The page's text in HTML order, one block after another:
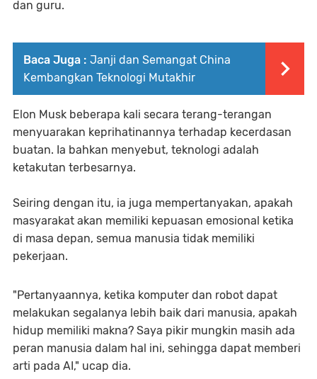
dan guru.
Baca Juga : Janji dan Semangat China
Kembangkan Teknologi Mutakhir
Elon Musk beberapa kali secara terang-terangan
menyuarakan keprihatinannya terhadap kecerdasan
buatan. Ia bahkan menyebut, teknologi adalah
ketakutan terbesarnya.
Seiring dengan itu, ia juga mempertanyakan, apakah
masyarakat akan memiliki kepuasan emosional ketika
di masa depan, semua manusia tidak memiliki
pekerjaan.
"Pertanyaannya, ketika komputer dan robot dapat
melakukan segalanya lebih baik dari manusia, apakah
hidup memiliki makna? Saya pikir mungkin masih ada
peran manusia dalam hal ini, sehingga dapat memberi
arti pada AI," ucap dia.